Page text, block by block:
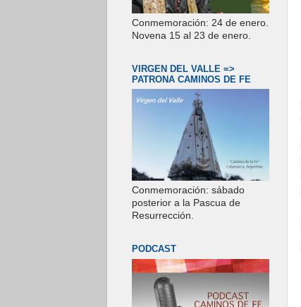
Conmemoración: 24 de enero.
Novena 15 al 23 de enero.
VIRGEN DEL VALLE =>
PATRONA CAMINOS DE FE
Conmemoración: sábado
posterior a la Pascua de
Resurrección.
PODCAST